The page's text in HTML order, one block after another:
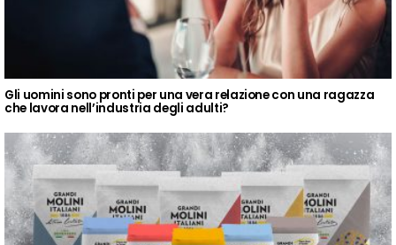
Gli uomini sono pronti per una vera relazione con una ragazza
che lavora nell’industria degli adulti?